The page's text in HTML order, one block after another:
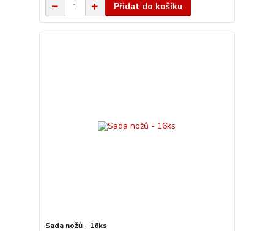
Přidat do košíku
Sada nožů - 16ks